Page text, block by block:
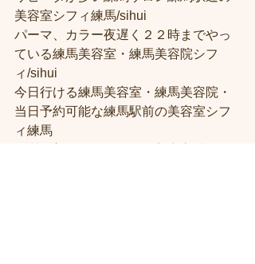
美容室シフィ練馬/sihui
パーマ、カラー夜遅く２２時までやっ
ている練馬美容室・練馬美容院シフ
ィ/sihui
今日行ける練馬美容室・練馬美容院・
当日予約可能な練馬駅前の美容室シフ
ィ練馬